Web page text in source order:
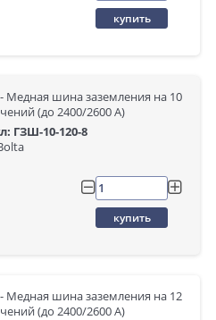
купить
Медная шина заземления на 10
(до 2400/2600 А)
ГЗШ-10-120-8
купить
Медная шина заземления на 12
(до 2400/2600 А)